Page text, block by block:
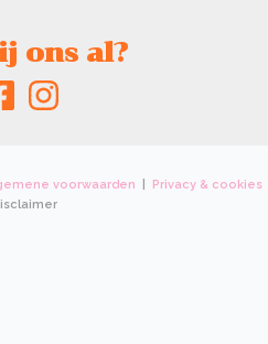
ons al?
voorwaarden
Privacy & cookies